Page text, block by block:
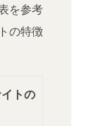
を参考
の特徴
トの